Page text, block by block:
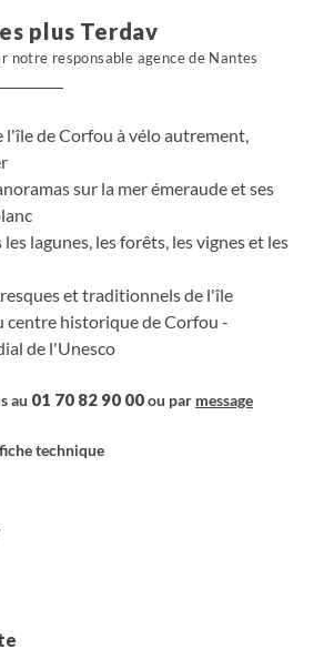
l'influence vénitienne et inscrite au
de l'Unesco, où les attractions
sont multiples.
plus Terdav
notre responsable agence de Nantes
l'île de Corfou à vélo autrement,
sur la mer émeraude et ses
lagunes, les forêts, les vignes et les
et traditionnels de l'île
centre historique de Corfou -
de l'Unesco
au 01 70 82 90 00ou par message
technique